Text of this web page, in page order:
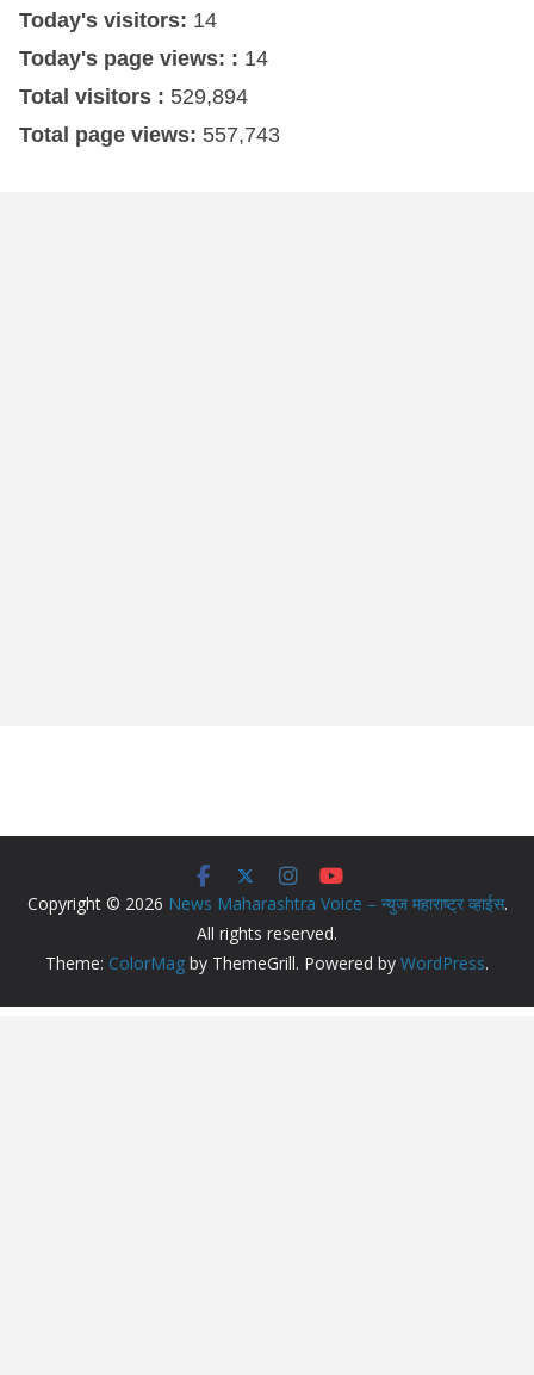
Today's visitors: 14
Today's page views: : 14
Total visitors : 529,894
Total page views: 557,743
Copyright © 2026 News Maharashtra Voice – न्युज महाराष्ट्र व्हाईस.
All rights reserved.
Theme: ColorMag by ThemeGrill. Powered by WordPress.